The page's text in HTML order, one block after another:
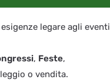
legare agli eventi
, Feste,
o vendita.